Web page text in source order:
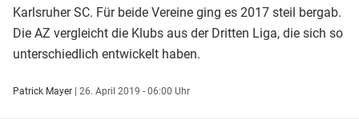
Karlsruher SC. Für beide Vereine ging es 2017 steil bergab.
Die AZ vergleicht die Klubs aus der Dritten Liga, die sich so
unterschiedlich entwickelt haben.
Patrick Mayer | 26. April 2019 - 06:00 Uhr